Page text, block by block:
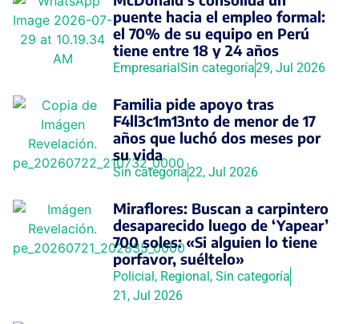
puente hacia el empleo formal:
el 70% de su equipo en Perú
tiene entre 18 y 24 años
EmpresarialSin categoría29, Jul 2026
Familia pide apoyo tras
F4ll3c1m13nto de menor de 17
años que luchó dos meses por
su vida
Sin categoría22, Jul 2026
Miraflores: Buscan a carpintero
desaparecido luego de ‘Yapear’
700 soles: «Si alguien lo tiene
porfavor, suéltelo»
Policial, Regional, Sin categoría
21, Jul 2026